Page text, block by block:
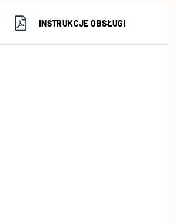
INSTRUKCJE OBSŁUGI